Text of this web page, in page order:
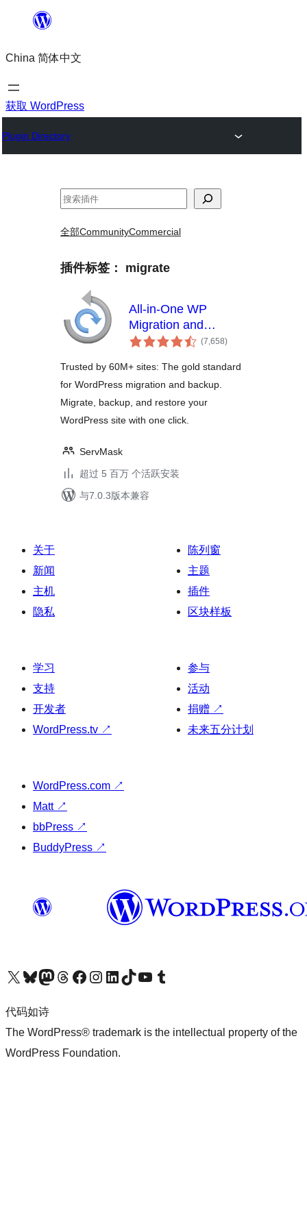
内
容
China 简体中文
获取 WordPress
Plugin Directory
搜
全部CommunityCommercial
插件标签： migrate
All-in-One WP
Migration and
Backup
(7,658总
评)
Trusted by 60M+ sites: The gold standard
for WordPress migration and backup.
Migrate, backup, and restore your
WordPress site with one click.
ServMask
超过 5 百万 个活跃安装
与7.0.3版本兼容
关于
新闻
主机
隐私
陈列窗
主题
插件
区块样板
学习
支持
开发者
WordPress.tv ↗
参与
活动
捐赠 ↗
未来五分计划
WordPress.com ↗
Matt ↗
bbPress ↗
BuddyPress ↗
关注我们的 X（原 Twitter）账号访问我们的 Bluesky 账号关注我们的 Mastodon 账号访问我们的 Threads 账号 访问我们的 Facebook 公共主页关注我们的 Instagram 账号 关注我们的 LinkedIn 主页访问我们的 TikTok 账号访问我们的 YouTube 频道 访问我们的 Tumblr 账号
代码如诗
The WordPress® trademark is the intellectual property of the
WordPress Foundation.